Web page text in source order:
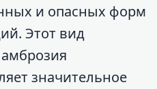
и опасных форм
Этот вид
значительное